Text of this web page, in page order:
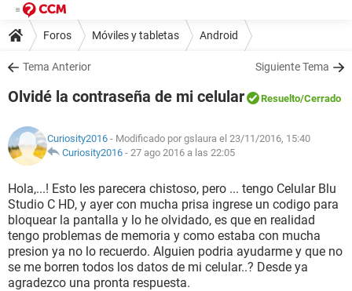
Foros Móviles y tabletas Android
Tema Anterior Siguiente Tema
Olvidé la contraseña de mi celular Resuelto/Cerrado
Curiosity2016 - Modificado por gslaura el 23/11/2016, 15:40
Curiosity2016 - 27 ago 2016 a las 22:05
Hola,...! Esto les parecera chistoso, pero ... tengo Celular Blu
Studio C HD, y ayer con mucha prisa ingrese un codigo para
bloquear la pantalla y lo he olvidado, es que en realidad
tengo problemas de memoria y como estaba con mucha
presion ya no lo recuerdo. Alguien podria ayudarme y que no
se me borren todos los datos de mi celular..? Desde ya
agradezco una pronta respuesta.